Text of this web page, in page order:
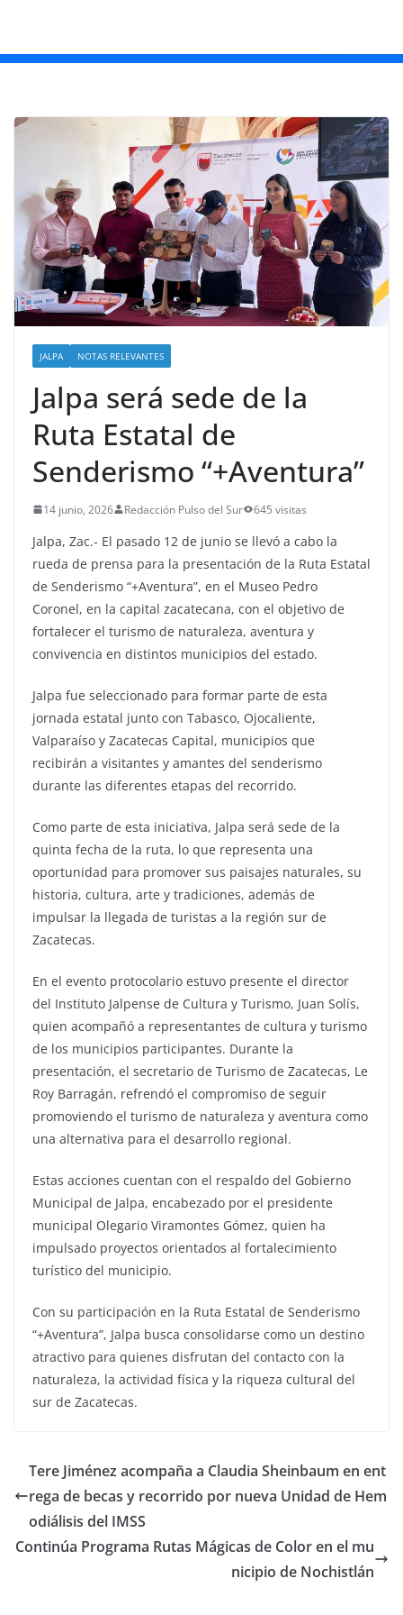
JALPA NOTAS RELEVANTES
Jalpa será sede de la
Ruta Estatal de
Senderismo “+Aventura”
14 junio, 2026 Redacción Pulso del Sur 645 visitas
Jalpa, Zac.- El pasado 12 de junio se llevó a cabo la
rueda de prensa para la presentación de la Ruta Estatal
de Senderismo “+Aventura”, en el Museo Pedro
Coronel, en la capital zacatecana, con el objetivo de
fortalecer el turismo de naturaleza, aventura y
convivencia en distintos municipios del estado.
Jalpa fue seleccionado para formar parte de esta
jornada estatal junto con Tabasco, Ojocaliente,
Valparaíso y Zacatecas Capital, municipios que
recibirán a visitantes y amantes del senderismo
durante las diferentes etapas del recorrido.
Como parte de esta iniciativa, Jalpa será sede de la
quinta fecha de la ruta, lo que representa una
oportunidad para promover sus paisajes naturales, su
historia, cultura, arte y tradiciones, además de
impulsar la llegada de turistas a la región sur de
Zacatecas.
En el evento protocolario estuvo presente el director
del Instituto Jalpense de Cultura y Turismo, Juan Solís,
quien acompañó a representantes de cultura y turismo
de los municipios participantes. Durante la
presentación, el secretario de Turismo de Zacatecas, Le
Roy Barragán, refrendó el compromiso de seguir
promoviendo el turismo de naturaleza y aventura como
una alternativa para el desarrollo regional.
Estas acciones cuentan con el respaldo del Gobierno
Municipal de Jalpa, encabezado por el presidente
municipal Olegario Viramontes Gómez, quien ha
impulsado proyectos orientados al fortalecimiento
turístico del municipio.
Con su participación en la Ruta Estatal de Senderismo
“+Aventura”, Jalpa busca consolidarse como un destino
atractivo para quienes disfrutan del contacto con la
naturaleza, la actividad física y la riqueza cultural del
sur de Zacatecas.
Tere Jiménez acompaña a Claudia Sheinbaum en ent
rega de becas y recorrido por nueva Unidad de Hem
odiálisis del IMSS
Continúa Programa Rutas Mágicas de Color en el mu
nicipio de Nochistlán